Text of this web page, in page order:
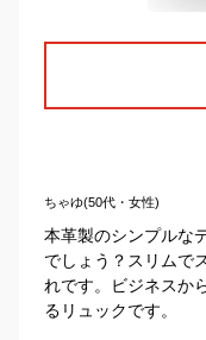
ちゃゆ(50代・女性)
本革製のシンプルな
でしょう？スリムで
れです。ビジネスか
るリュックです。